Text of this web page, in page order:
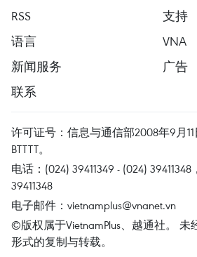
RSS
支持
语言
VNA
新闻服务
广告
联系
许可证号：信息与通信部2008年9月11
BTTTT。
电话：(024) 39411349 - (024)
39411348
电子邮件： vietnamplus@vnanet.vn
©版权属于VietnamPlus、越通社。
形式的复制与转载。